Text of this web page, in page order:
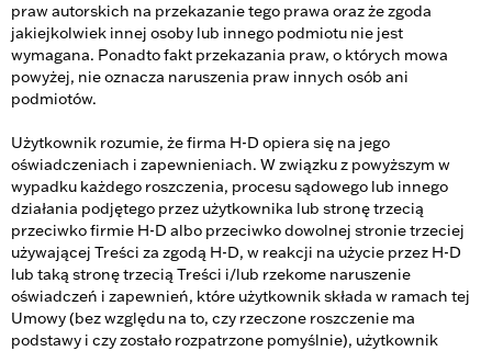
praw autorskich na przekazanie tego prawa oraz że zgoda
jakiejkolwiek innej osoby lub innego podmiotu nie jest
wymagana. Ponadto fakt przekazania praw, o których mowa
powyżej, nie oznacza naruszenia praw innych osób ani
podmiotów.
Użytkownik rozumie, że firma H-D opiera się na jego
oświadczeniach i zapewnieniach. W związku z powyższym w
wypadku każdego roszczenia, procesu sądowego lub innego
działania podjętego przez użytkownika lub stronę trzecią
przeciwko firmie H-D albo przeciwko dowolnej stronie trzeciej
używającej Treści za zgodą H-D, w reakcji na użycie przez H-D
lub taką stronę trzecią Treści i/lub rzekome naruszenie
oświadczeń i zapewnień, które użytkownik składa w ramach tej
Umowy (bez względu na to, czy rzeczone roszczenie ma
podstawy i czy zostało rozpatrzone pomyślnie), użytkownik